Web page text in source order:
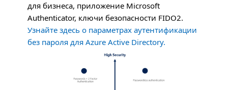
для бизнеса, приложение Microsoft
Authenticator, ключи безопасности FIDO2.
Узнайте здесь о параметрах аутентификации
без пароля для Azure Active Directory.